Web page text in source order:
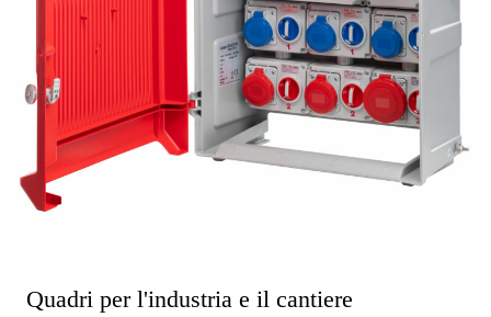
Quadri per l'industria e il cantiere